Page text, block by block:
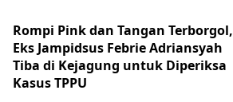
Rompi Pink dan Tangan Terborgol,
Eks Jampidsus Febrie Adriansyah
Tiba di Kejagung untuk Diperiksa
Kasus TPPU